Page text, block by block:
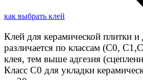
как выбрать клей
Клей для керамической плитки и
различается по классам (C0,
клея, тем выше адгезия
Класс С0 для укладки